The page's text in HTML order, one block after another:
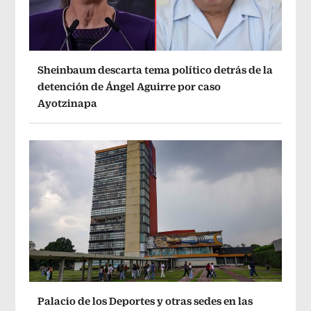
Sheinbaum descarta tema político detrás de la
detención de Ángel Aguirre por caso
Ayotzinapa
Palacio de los Deportes y otras sedes en las